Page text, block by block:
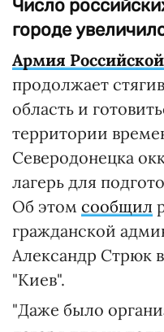
Число
городе
Армия
продолжает
область и
территории
Северодонецка
лагерь для
Об этом сообщил
гражданской
Александр Стрюк
"Киев".
"Даже было